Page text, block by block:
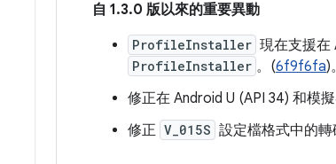
自 1.3.0 版以來的重要異動
ProfileInstaller 現在支援在
ProfileInstaller 。(6f9f6fa)。
修正在 Android U (API 34) 和模
修正 V_015S 設定檔格式中的